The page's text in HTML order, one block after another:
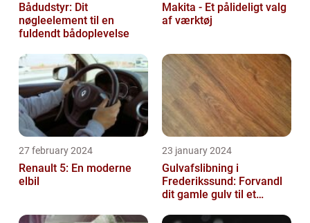
Bådudstyr: Dit
nøgleelement til en
fuldendt bådoplevelse
Makita - Et pålideligt valg
af værktøj
27 february 2024
Renault 5: En moderne
elbil
23 january 2024
Gulvafslibning i
Frederikssund: Forvandl
dit gamle gulv til et